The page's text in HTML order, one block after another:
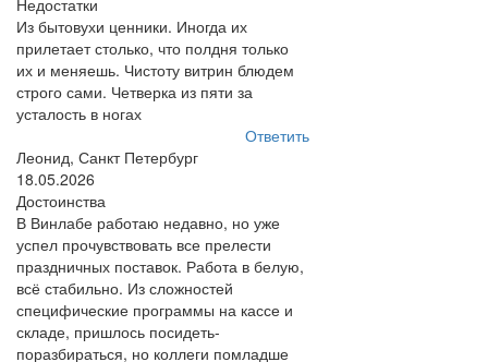
Недостатки
Из бытовухи ценники. Иногда их
прилетает столько, что полдня только
их и меняешь. Чистоту витрин блюдем
строго сами. Четверка из пяти за
усталость в ногах
Ответить
Леонид, Санкт Петербург
18.05.2026
Достоинства
В Винлабе работаю недавно, но уже
успел прочувствовать все прелести
праздничных поставок. Работа в белую,
всё стабильно. Из сложностей
специфические программы на кассе и
складе, пришлось посидеть-
поразбираться, но коллеги помладше